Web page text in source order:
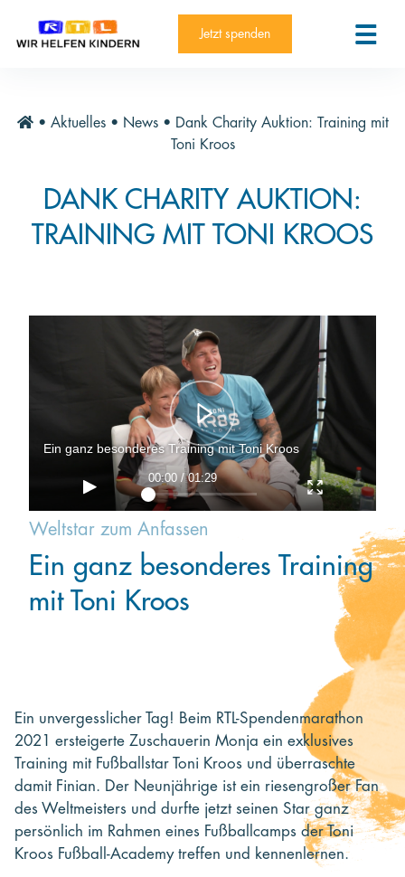
RTL-Spendenmarathon 2025
News
Jahresberichte
Organisationen
Unternehmen
Kontakt
Jetzt spenden
• Aktuelles• News• Dank Charity Auktion: Training mit
Toni Kroos
DANK CHARITY AUKTION:
TRAINING MIT TONI KROOS
Ein ganz besonderes Training mit Toni Kroos
00:00 / 01:29
Weltstar zum Anfassen
Ein ganz besonderes Training
mit Toni Kroos
Ein unvergesslicher Tag! Beim RTL-Spendenmarathon
2021 ersteigerte Zuschauerin Monja ein exklusives
Training mit Fußballstar Toni Kroos und überraschte
damit Finian. Der Neunjährige ist ein riesengroßer Fan
des Weltmeisters und durfte jetzt seinen Star ganz
persönlich im Rahmen eines Fußballcamps der Toni
Kroos Fußball-Academy treffen und kennenlernen.